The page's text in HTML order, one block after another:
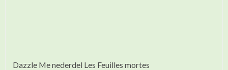
Dazzle Me nederdel Les Feuilles mortes